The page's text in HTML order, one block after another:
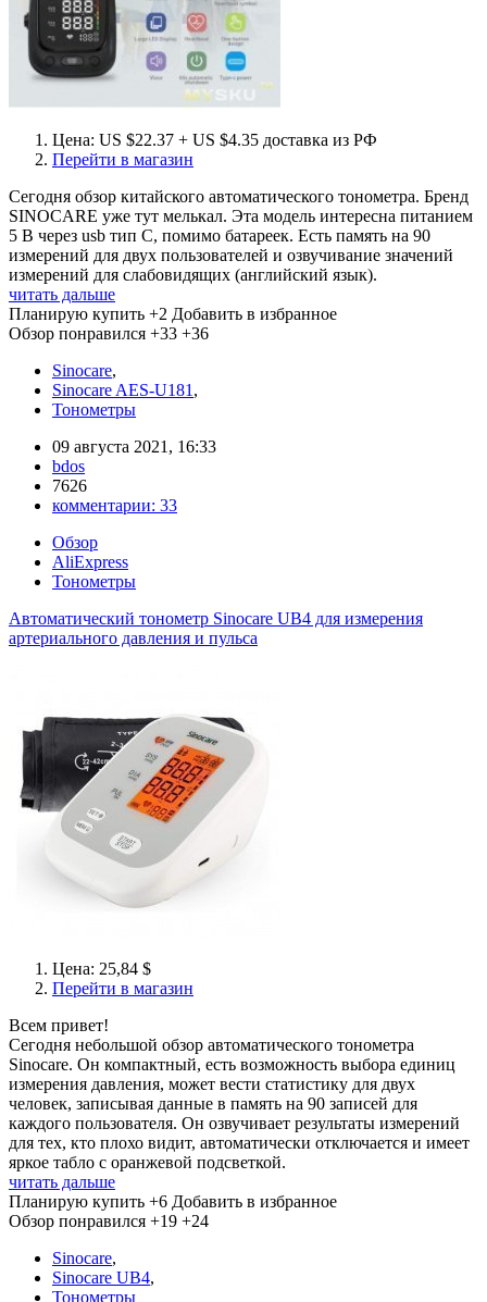
Цена: US $22.37 + US $4.35 доставка из РФ
Перейти в магазин
Сегодня обзор китайского автоматического тонометра. Бренд
SINOCARE уже тут мелькал. Эта модель интересна питанием
5 В через usb тип С, помимо батареек. Есть память на 90
измерений для двух пользователей и озвучивание значений
измерений для слабовидящих (английский язык).
читать дальше
Планирую купить +2 Добавить в избранное
Обзор понравился +33 +36
Sinocare,
Sinocare AES-U181 ,
Тонометры
09 августа 2021, 16:33
bdos
7626
комментарии: 33
Обзор
AliExpress
Тонометры
Автоматический тонометр Sinocare UB4 для измерения
артериального давления и пульса
Цена: 25,84 $
Перейти в магазин
Всем привет!
Сегодня небольшой обзор автоматического тонометра
Sinocare. Он компактный, есть возможность выбора единиц
измерения давления, может вести статистику для двух
человек, записывая данные в память на 90 записей для
каждого пользователя. Он озвучивает результаты измерений
для тех, кто плохо видит, автоматически отключается и имеет
яркое табло с оранжевой подсветкой.
читать дальше
Планирую купить +6 Добавить в избранное
Обзор понравился +19 +24
Sinocare,
Sinocare UB4,
Тонометры